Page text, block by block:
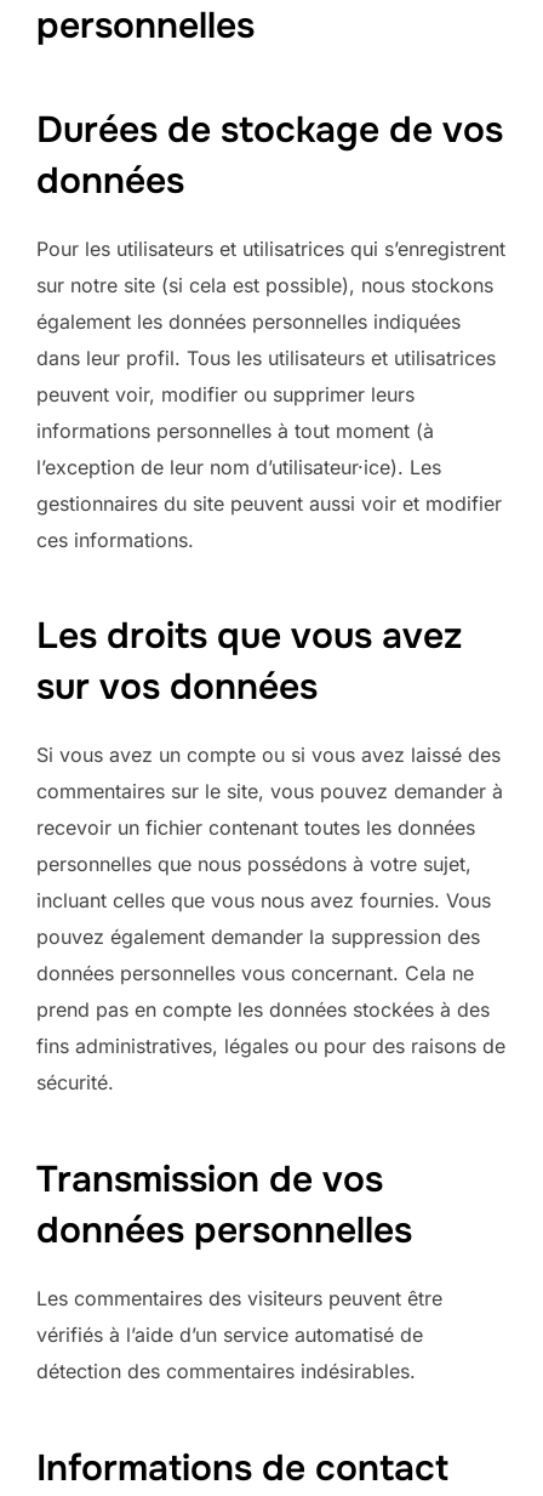
personnelles
Durées de stockage de vos
données
Pour les utilisateurs et utilisatrices qui s’enregistrent
sur notre site (si cela est possible), nous stockons
également les données personnelles indiquées
dans leur profil. Tous les utilisateurs et utilisatrices
peuvent voir, modifier ou supprimer leurs
informations personnelles à tout moment (à
l’exception de leur nom d’utilisateur·ice). Les
gestionnaires du site peuvent aussi voir et modifier
ces informations.
Les droits que vous avez
sur vos données
Si vous avez un compte ou si vous avez laissé des
commentaires sur le site, vous pouvez demander à
recevoir un fichier contenant toutes les données
personnelles que nous possédons à votre sujet,
incluant celles que vous nous avez fournies. Vous
pouvez également demander la suppression des
données personnelles vous concernant. Cela ne
prend pas en compte les données stockées à des
fins administratives, légales ou pour des raisons de
sécurité.
Transmission de vos
données personnelles
Les commentaires des visiteurs peuvent être
vérifiés à l’aide d’un service automatisé de
détection des commentaires indésirables.
Informations de contact